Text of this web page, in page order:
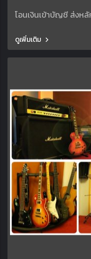
โอนเงินเข้าบัญชี ส่งห
ดูเพิ่มเติม